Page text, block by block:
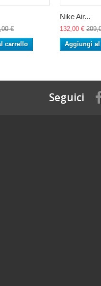
€
carrello
Nike Air...
132,00 €
Aggiungi
Seguici